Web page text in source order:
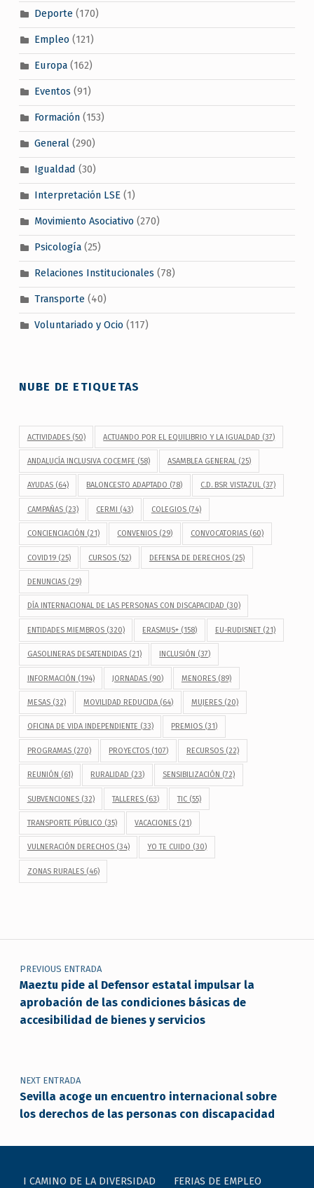
Deporte(170)
Empleo (121)
Europa(162)
Eventos (91)
Formación(153)
General(290)
Igualdad (30)
Interpretación LSE(1)
Movimiento Asociativo (270)
Psicología(25)
Relaciones Institucionales (78)
Transporte(40)
Voluntariado y Ocio (117)
NUBE DE ETIQUETAS
ACTIVIDADES(50) ACTUANDO POR EL EQUILIBRIO Y LA IGUALDAD (37)
ANDALUCÍA INCLUSIVA COCEMFE (58) ASAMBLEA GENERAL (25)
AYUDAS(64) BALONCESTO ADAPTADO (78) C.D. BSR VISTAZUL(37)
CAMPAÑAS(23) CERMI (43) COLEGIOS(74)
CONCIENCIACIÓN (21) CONVENIOS (29) CONVOCATORIAS(60)
COVID19(25) CURSOS (52) DEFENSA DE DERECHOS(25)
DENUNCIAS(29)
DÍA INTERNACIONAL DE LAS PERSONAS CON DISCAPACIDAD (30)
ENTIDADES MIEMBROS(320) ERASMUS+ (158) EU-RUDISNET(21)
GASOLINERAS DESATENDIDAS(21) INCLUSIÓN (37)
INFORMACIÓN (194) JORNADAS (90) MENORES(89)
MESAS(32) MOVILIDAD REDUCIDA (64) MUJERES(20)
OFICINA DE VIDA INDEPENDIENTE (33) PREMIOS (31)
PROGRAMAS(270) PROYECTOS (107) RECURSOS(22)
REUNIÓN (61) RURALIDAD (23) SENSIBILIZACIÓN (72)
SUBVENCIONES(32) TALLERES (63) TIC(55)
TRANSPORTE PÚBLICO (35) VACACIONES (21)
VULNERACIÓN DERECHOS(34) YO TE CUIDO (30)
ZONAS RURALES(46)
Navegación de entradas
PREVIOUS ENTRADA
Maeztu pide al Defensor estatal impulsar la
aprobación de las condiciones básicas de
accesibilidad de bienes y servicios
NEXT ENTRADA
Sevilla acoge un encuentro internacional sobre
los derechos de las personas con discapacidad
I CAMINO DE LA DIVERSIDAD FERIAS DE EMPLEO